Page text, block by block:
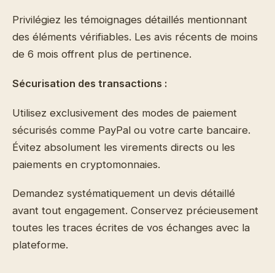
Privilégiez les témoignages détaillés mentionnant
des éléments vérifiables. Les avis récents de moins
de 6 mois offrent plus de pertinence.
Sécurisation des transactions :
Utilisez exclusivement des modes de paiement
sécurisés comme PayPal ou votre carte bancaire.
Évitez absolument les virements directs ou les
paiements en cryptomonnaies.
Demandez systématiquement un devis détaillé
avant tout engagement. Conservez précieusement
toutes les traces écrites de vos échanges avec la
plateforme.